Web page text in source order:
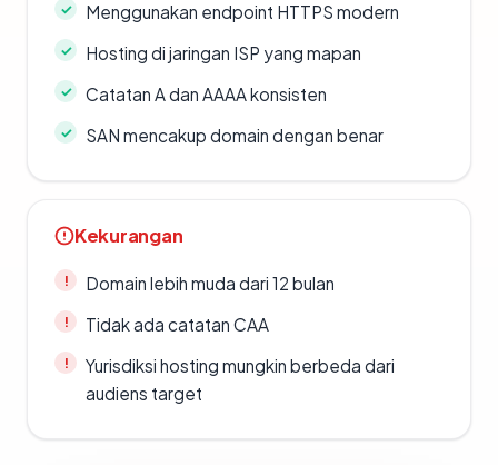
Menggunakan endpoint HTTPS modern
Hosting di jaringan ISP yang mapan
Catatan A dan AAAA konsisten
SAN mencakup domain dengan benar
Kekurangan
Domain lebih muda dari 12 bulan
Tidak ada catatan CAA
Yurisdiksi hosting mungkin berbeda dari
audiens target